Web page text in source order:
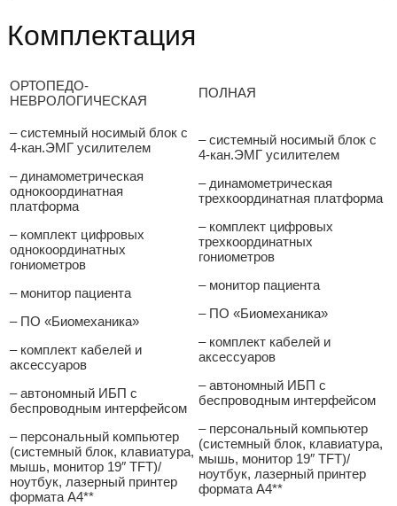
Комплектация
ОРТОПЕДО-
НЕВРОЛОГИЧЕСКАЯ
ПОЛНАЯ
– системный носимый блок с
4-кан.ЭМГ усилителем
– динамометрическая
однокоординатная
платформа
– комплект цифровых
однокоординатных
гониометров
– монитор пациента
– ПО «Биомеханика»
– комплект кабелей и
аксессуаров
– автономный ИБП с
беспроводным интерфейсом
– персональный компьютер
(системный блок, клавиатура,
мышь, монитор 19″ TFT)/
ноутбук, лазерный принтер
формата А4**
– системный носимый блок с
4-кан.ЭМГ усилителем
– динамометрическая
трехкоординатная платформа
– комплект цифровых
трехкоординатных
гониометров
– монитор пациента
– ПО «Биомеханика»
– комплект кабелей и
аксессуаров
– автономный ИБП с
беспроводным интерфейсом
– персональный компьютер
(системный блок, клавиатура,
мышь, монитор 19″ TFT)/
ноутбук, лазерный принтер
формата А4**